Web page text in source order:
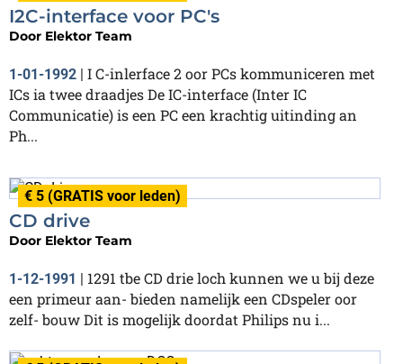
I2C-interface voor PC's
Door Elektor Team
1-01-1992 | I C-inlerface 2 oor PCs kommuniceren met
ICs ia twee draadjes De IC-interface (Inter IC
Communicatie) is een PC een krachtig uitinding an
Ph...
€ 5 (GRATIS voor leden)
CD drive
Door Elektor Team
1-12-1991
1291 tbe CD drie loch kunnen we u bij deze
een primeur aan- bieden namelijk een CDspeler oor
zelf- bouw Dit is mogelijk doordat Philips nu i...